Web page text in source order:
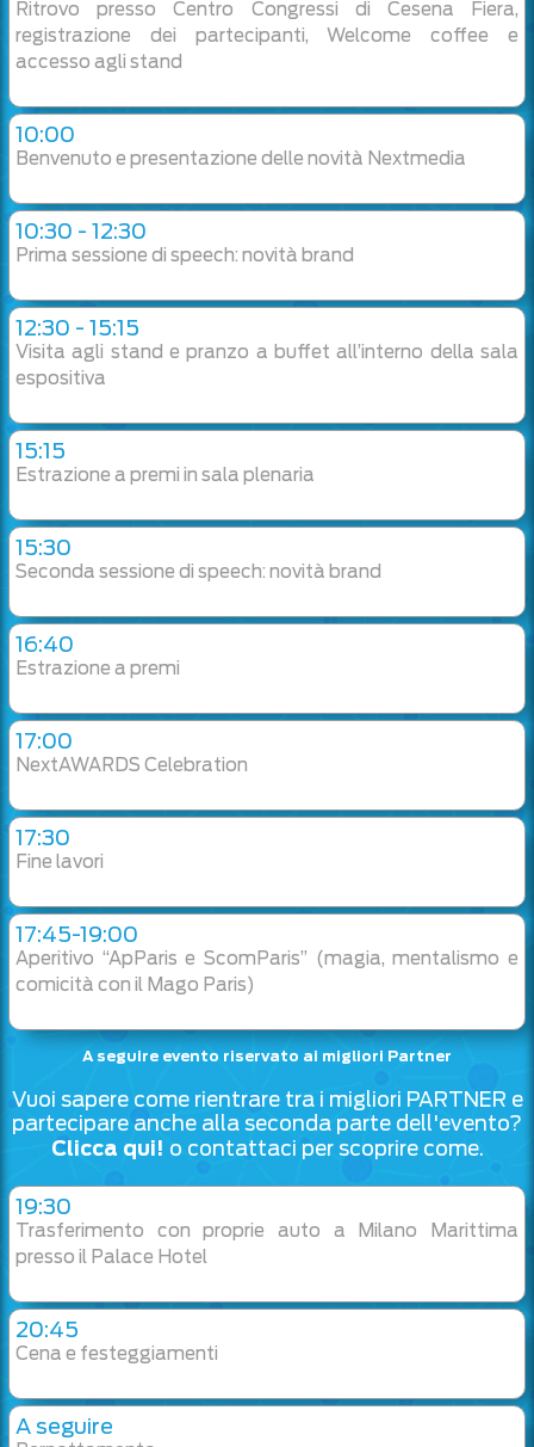
Ritrovo presso Centro Congressi di Cesena Fiera,
registrazione dei partecipanti, Welcome coffee e
accesso agli stand
10:00
Benvenuto e presentazione delle novità Nextmedia
10:30 - 12:30
Prima sessione di speech: novità brand
12:30 - 15:15
Visita agli stand e pranzo a buffet all’interno della sala
espositiva
15:15
Estrazione a premi in sala plenaria
15:30
Seconda sessione di speech: novità brand
16:40
Estrazione a premi
17:00
NextAWARDS Celebration
17:30
Fine lavori
17:45-19:00
Aperitivo “ApParis e ScomParis” (magia, mentalismo e
comicità con il Mago Paris)
A seguire evento riservato ai migliori Partner
Vuoi sapere come rientrare tra i migliori PARTNER e
partecipare anche alla seconda parte dell'evento?
Clicca qui! o contattaci per scoprire come.
19:30
Trasferimento con proprie auto a Milano Marittima
presso il Palace Hotel
20:45
Cena e festeggiamenti
A seguire